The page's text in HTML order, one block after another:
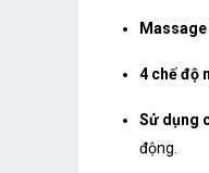
4 chế độ
Sử dụng
động.